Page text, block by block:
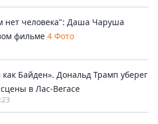
нет человека": Даша Чаруша
фильме 4 Фото
Байден». Дональд Трамп уберег
в Лас-Вегасе